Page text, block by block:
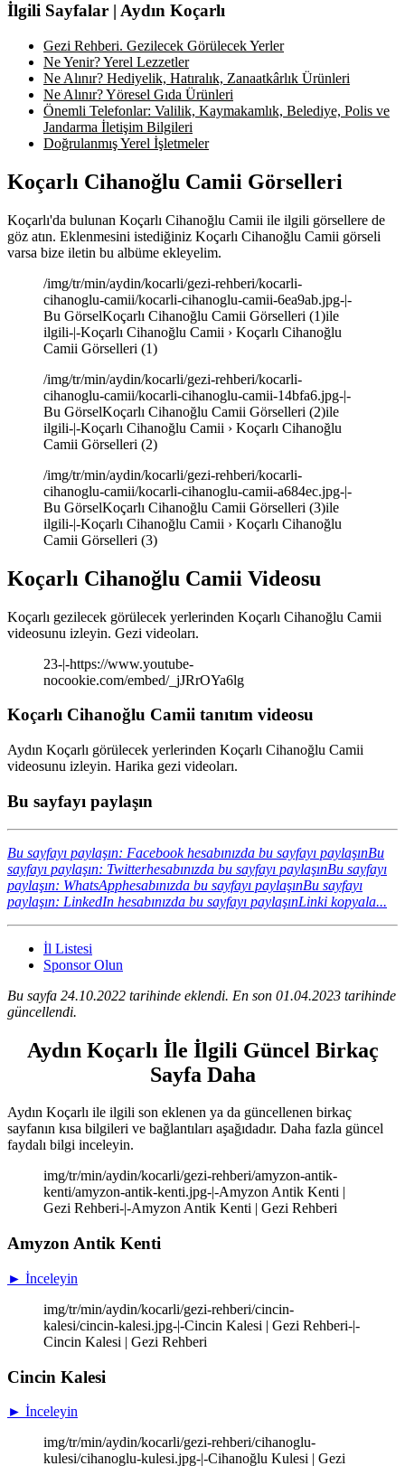
İlgili Sayfalar | Aydın Koçarlı
Gezi Rehberi. Gezilecek Görülecek Yerler
Ne Yenir? Yerel Lezzetler
Ne Alınır? Hediyelik, Hatıralık, Zanaatkârlık Ürünleri
Ne Alınır? Yöresel Gıda Ürünleri
Önemli Telefonlar: Valilik, Kaymakamlık, Belediye, Polis ve
Jandarma İletişim Bilgileri
Doğrulanmış Yerel İşletmeler
Koçarlı Cihanoğlu Camii Görselleri
Koçarlı'da bulunan Koçarlı Cihanoğlu Camii ile ilgili görsellere de
göz atın. Eklenmesini istediğiniz Koçarlı Cihanoğlu Camii görseli
varsa bize iletin bu albüme ekleyelim.
/img/tr/min/aydin/kocarli/gezi-rehberi/kocarli-
cihanoglu-camii/kocarli-cihanoglu-camii-6ea9ab.jpg-|-
Bu GörselKoçarlı Cihanoğlu Camii Görselleri (1)ile
ilgili-|-Koçarlı Cihanoğlu Camii › Koçarlı Cihanoğlu
Camii Görselleri (1)
/img/tr/min/aydin/kocarli/gezi-rehberi/kocarli-
cihanoglu-camii/kocarli-cihanoglu-camii-14bfa6.jpg-|-
Bu GörselKoçarlı Cihanoğlu Camii Görselleri (2)ile
ilgili-|-Koçarlı Cihanoğlu Camii › Koçarlı Cihanoğlu
Camii Görselleri (2)
/img/tr/min/aydin/kocarli/gezi-rehberi/kocarli-
cihanoglu-camii/kocarli-cihanoglu-camii-a684ec.jpg-|-
Bu GörselKoçarlı Cihanoğlu Camii Görselleri (3)ile
ilgili-|-Koçarlı Cihanoğlu Camii › Koçarlı Cihanoğlu
Camii Görselleri (3)
Koçarlı Cihanoğlu Camii Videosu
Koçarlı gezilecek görülecek yerlerinden Koçarlı Cihanoğlu Camii
videosunu izleyin. Gezi videoları.
23-|-https://www.youtube-
nocookie.com/embed/_jJRrOYa6lg
Koçarlı Cihanoğlu Camii tanıtım videosu
Aydın Koçarlı görülecek yerlerinden Koçarlı Cihanoğlu Camii
videosunu izleyin. Harika gezi videoları.
Bu sayfayı paylaşın
Bu sayfayı paylaşın: Facebook hesabınızda bu sayfayı paylaşınBu
sayfayı paylaşın: Twitterhesabınızda bu sayfayı paylaşınBu sayfayı
paylaşın: WhatsApphesabınızda bu sayfayı paylaşınBu sayfayı
paylaşın: LinkedIn hesabınızda bu sayfayı paylaşınLinki kopyala...
İl Listesi
Sponsor Olun
Bu sayfa 24.10.2022 tarihinde eklendi. En son 01.04.2023 tarihinde
güncellendi.
Aydın Koçarlı İle İlgili Güncel Birkaç
Sayfa Daha
Aydın Koçarlı ile ilgili son eklenen ya da güncellenen birkaç
sayfanın kısa bilgileri ve bağlantıları aşağıdadır. Daha fazla güncel
faydalı bilgi inceleyin.
img/tr/min/aydin/kocarli/gezi-rehberi/amyzon-antik-
kenti/amyzon-antik-kenti.jpg-|-Amyzon Antik Kenti |
Gezi Rehberi-|-Amyzon Antik Kenti | Gezi Rehberi
Amyzon Antik Kenti
► İnceleyin
img/tr/min/aydin/kocarli/gezi-rehberi/cincin-
kalesi/cincin-kalesi.jpg-|-Cincin Kalesi | Gezi Rehberi-|-
Cincin Kalesi | Gezi Rehberi
Cincin Kalesi
► İnceleyin
img/tr/min/aydin/kocarli/gezi-rehberi/cihanoglu-
kulesi/cihanoglu-kulesi.jpg-|-Cihanoğlu Kulesi | Gezi